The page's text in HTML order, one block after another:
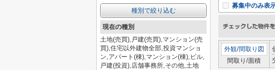
募集中のみ表
外観/間取り図
間取り/面積
種別で絞り込む
現在の種別
土地(売買),戸建(売買),マンション(売
買),住宅以外建物全部,投資マンショ
ン,アパート(棟),マンション(棟),ビル,
戸建(投資),店舗事務所,その他,土地